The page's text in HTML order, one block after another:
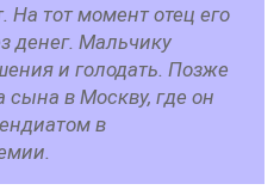
На тот момент отец его
денег. Мальчику
и голодать. Позже
сына в Москву, где он
в